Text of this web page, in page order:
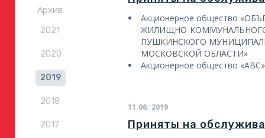
Архив
2021
2020
2019
2018
2017
Акционерное общество
ЖИЛИЩНО-
ПУШКИНСКОГО
МОСКОВСКОЙ ОБЛАСТИ»
Акционерное общество «АВС»
11.06. 2019
Приняты на